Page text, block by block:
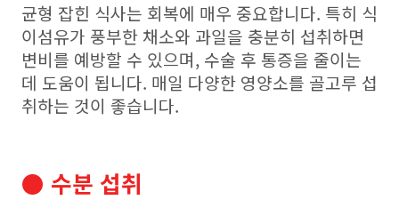
균형 잡힌 식사는 회복에 매우 중요합니다. 특히 식
이섬유가 풍부한 채소와 과일을 충분히 섭취하면
변비를 예방할 수 있으며, 수술 후 통증을 줄이는
데 도움이 됩니다. 매일 다양한 영양소를 골고루 섭
취하는 것이 좋습니다.
● 수분 섭취